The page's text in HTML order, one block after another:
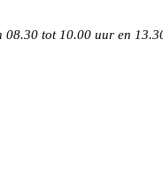
08.30 tot 10.00 uur en